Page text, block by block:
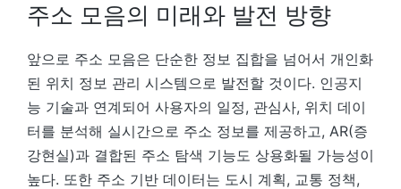
주소 모음의 미래와 발전 방향
앞으로 주소 모음은 단순한 정보 집합을 넘어서 개인화
된 위치 정보 관리 시스템으로 발전할 것이다. 인공지
능 기술과 연계되어 사용자의 일정, 관심사, 위치 데이
터를 분석해 실시간으로 주소 정보를 제공하고, AR(증
강현실)과 결합된 주소 탐색 기능도 상용화될 가능성이
높다. 또한 주소 기반 데이터는 도시 계획, 교통 정책,